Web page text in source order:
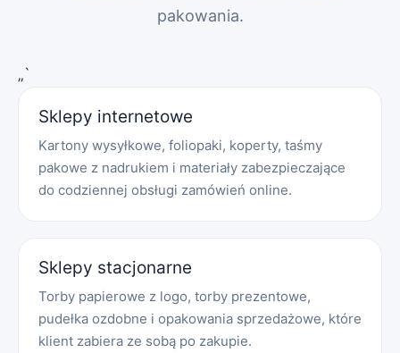
pakowania.
„`
Sklepy internetowe
Kartony wysyłkowe, foliopaki, koperty, taśmy
pakowe z nadrukiem i materiały zabezpieczające
do codziennej obsługi zamówień online.
Sklepy stacjonarne
Torby papierowe z logo, torby prezentowe,
pudełka ozdobne i opakowania sprzedażowe, które
klient zabiera ze sobą po zakupie.